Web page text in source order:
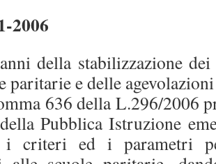
2006
della stabilizzazione
paritarie e delle
636 della L.296/2006
Pubblica Istruzione
i criteri ed i parametri